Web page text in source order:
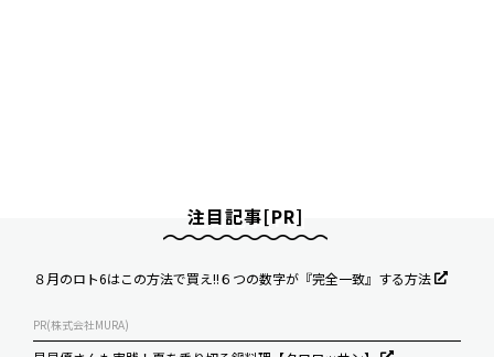
注目記事[PR]
８月のロト6はこの方法で買え!!６つの数字が『完全一致』する方法
PR(株式会社MURA)